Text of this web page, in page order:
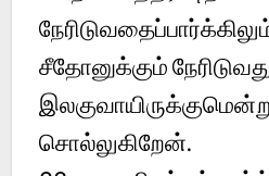
சீதோனுக்கும்
சொல்லுகிறேன்.